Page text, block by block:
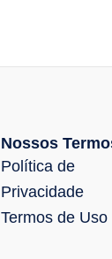
Nossos
Política de
Privacidade
Termos de Uso